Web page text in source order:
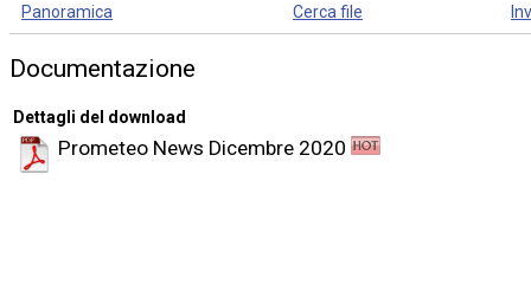
Panoramica
Cerca file
Documentazione
Dettagli del download
Prometeo News Dicembre 2020